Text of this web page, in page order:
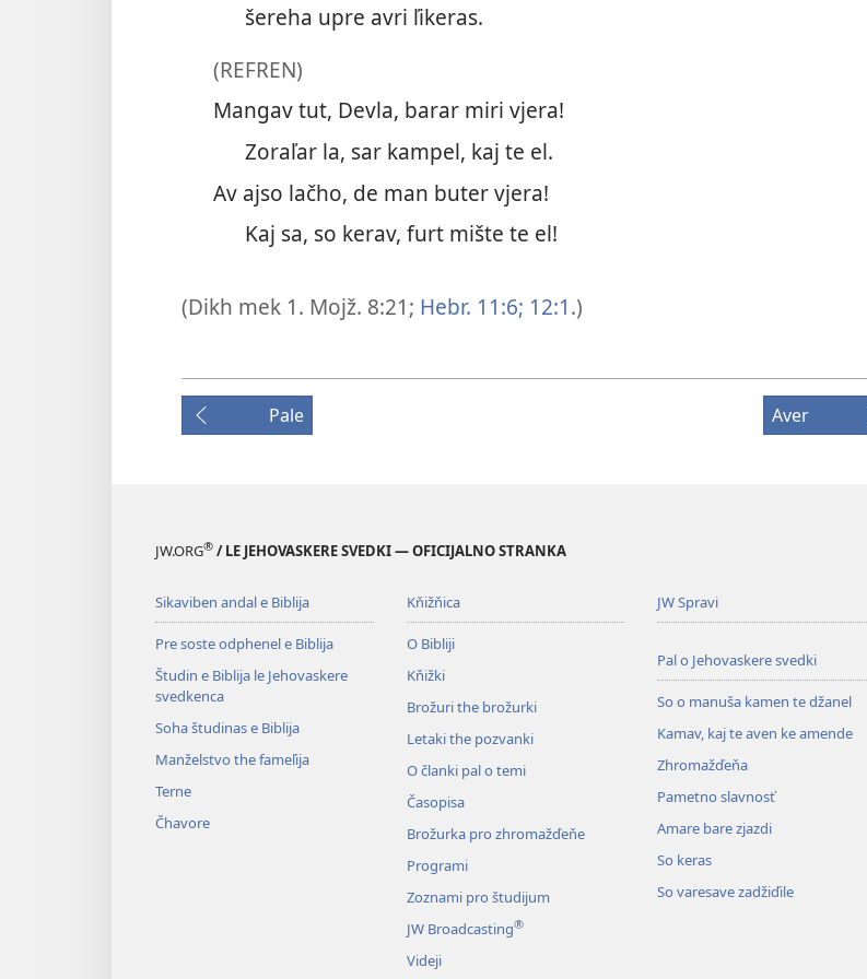
šereha upre avri ľikeras.
(REFREN)
Mangav tut, Devla, barar miri vjera!
Zoraľar la, sar kampel, kaj te el.
Av ajso lačho, de man buter vjera!
Kaj sa, so kerav, furt mište te el!
(Dikh mek 1. Mojž. 8:21; Hebr. 11:6; 12:1.)
Pale Aver
JW.ORG® / LE JEHOVASKERE SVEDKI — OFICIJALNO STRANKA
Sikaviben andal e Biblija
Pre soste odphenel e Biblija
Študin e Biblija le Jehovaskere
svedkenca
Soha študinas e Biblija
Manželstvo the fameľija
Terne
Čhavore
Kňižňica
O Bibliji
Kňižki
Brožuri the brožurki
Letaki the pozvanki
O članki pal o temi
Časopisa
Brožurka pro zhromažďeňe
Programi
Zoznami pro študijum
JW Broadcasting®
Videji
JW Spravi
Pal o Jehovaskere svedki
So o manuša kamen te džanel
Kamav, kaj te aven ke amende
Zhromažďeňa
Pametno slavnosť
Amare bare zjazdi
So keras
So varesave zadžiďile